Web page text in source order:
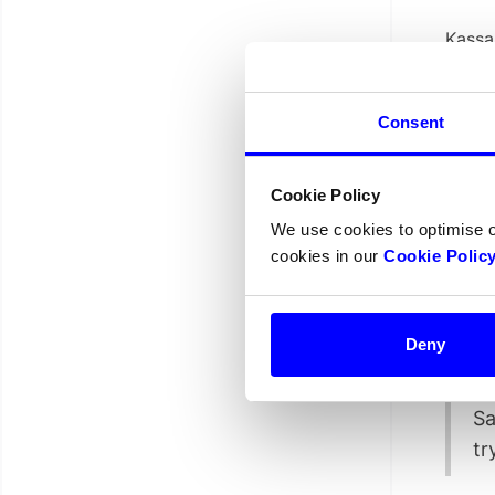
Consent
Cookie Policy
We use cookies to optimise
cookies in our Cookie
Deny
tak,
De